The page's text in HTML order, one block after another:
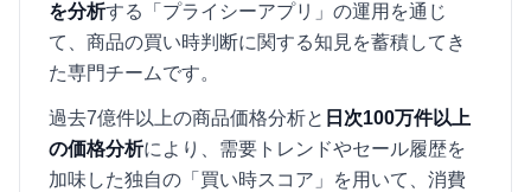
を分析する「プライシーアプリ」の運用を通じ
て、商品の買い時判断に関する知見を蓄積してき
た専門チームです。
過去7億件以上の商品価格分析と 日次100万件以上
の価格分析により、需要トレンドやセール履歴を
加味した独自の「買い時スコア」を用いて、消費